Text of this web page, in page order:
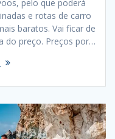
pelo que poderá
e rotas de carro
baratos. Vai ficar de
do preço. Preços por…